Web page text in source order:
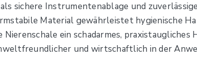
sichere Instrumentenablage und
Material gewährleistet hygienische
ein schadarmes,
und wirtschaftlich in der